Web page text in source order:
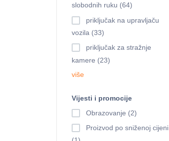
slobodnih ruku (64)
priključak na upravljaču
vozila (33)
priključak za stražnje
kamere (23)
više
Vijesti i promocije
Obrazovanje (2)
Proizvod po sniženoj cijeni